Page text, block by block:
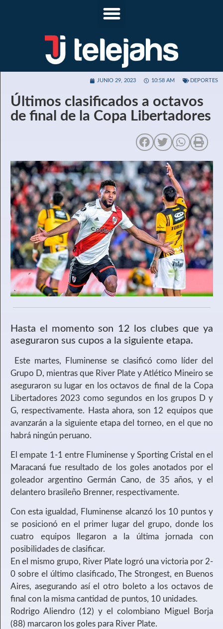
JUNIO 29, 2023 10:58 AM DEPORTES
Últimos clasificados a octavos
de final de la Copa Libertadores
Hasta el momento son 12 los clubes que ya
aseguraron sus cupos a la siguiente etapa.
Este martes, Fluminense se clasificó como líder del
Grupo D, mientras que River Plate y Atlético Mineiro se
aseguraron su lugar en los octavos de final de la Copa
Libertadores 2023 como segundos en los grupos D y
G, respectivamente. Hasta ahora, son 12 equipos que
avanzarán a la siguiente etapa del torneo, en el que no
habrá ningún peruano.
El empate 1-1 entre Fluminense y Sporting Cristal en el
Maracaná fue resultado de los goles anotados por el
goleador argentino Germán Cano, de 35 años, y el
delantero brasileño Brenner, respectivamente.
Con esta igualdad, Fluminense alcanzó los 10 puntos y
se posicionó en el primer lugar del grupo, donde los
cuatro equipos llegaron a la última jornada con
posibilidades de clasificar.
En el mismo grupo, River Plate logró una victoria por 2-
0 sobre el último clasificado, The Strongest, en Buenos
Aires, asegurando así el otro boleto a los octavos de
final con la misma cantidad de puntos, 10 unidades.
Rodrigo Aliendro (12) y el colombiano Miguel Borja
(88) marcaron los goles para River Plate.